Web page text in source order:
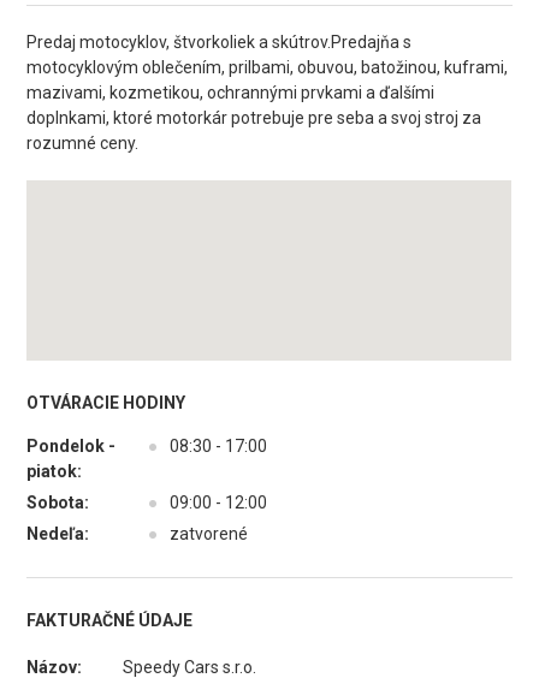
Predaj motocyklov, štvorkoliek a skútrov.Predajňa s
motocyklovým oblečením, prilbami, obuvou, batožinou, kuframi,
mazivami, kozmetikou, ochrannými prvkami a ďalšími
doplnkami, ktoré motorkár potrebuje pre seba a svoj stroj za
rozumné ceny.
OTVÁRACIE HODINY
Pondelok -
piatok:
● 08:30 - 17:00
Sobota: ●
09:00 - 12:00
Nedeľa:
● zatvorené
FAKTURAČNÉ ÚDAJE
Názov:
Speedy Cars s.r.o.